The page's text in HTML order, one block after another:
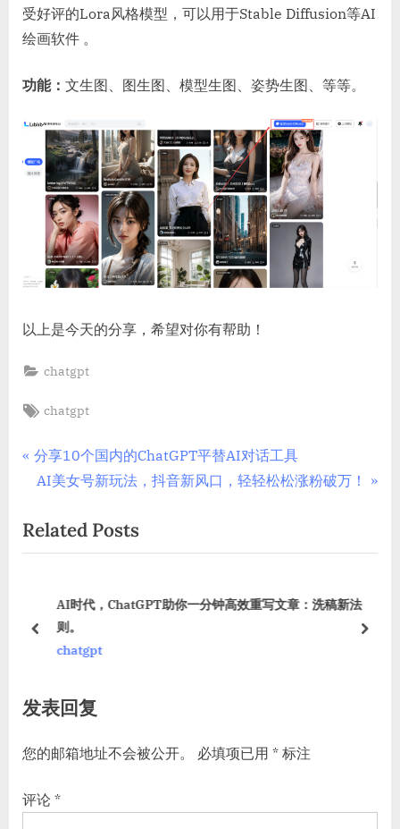
受好评的Lora风格模型，可以用于Stable Diffusion等AI
绘画软件 。
功能： 文生图、图生图、模型生图、姿势生图、等等。
以上是今天的分享，希望对你有帮助！
chatgpt
Tags:
chatgpt
文
导
P
r
v
i
s
s
:
分享10个国内的ChatGPT平替AI对话工具
N
x
t
s
AI美女号新玩法，抖音新风口，轻轻松松涨粉破万！
Related Posts
AI时代，ChatGPT助你一分钟高效重写文章：洗稿新法
则。
chatgpt
prev next
发表回复
您的邮箱地址不会被公开。 必填项已用 * 标注
评论 *